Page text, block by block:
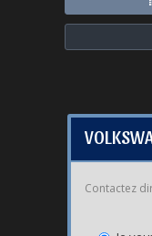
Contactez